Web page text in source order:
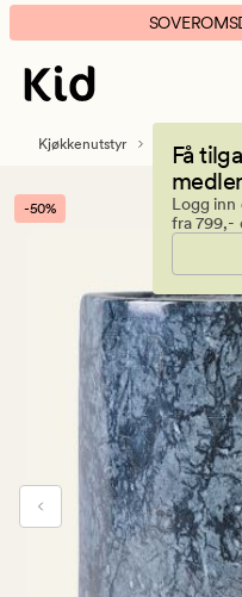
Inga
redskapsholder
svart
banner.
Klikk
ESCAPE
pause.
Få
Logg inn
fra 799,-
Kjøkkenutstyr Rengjøring
-50%